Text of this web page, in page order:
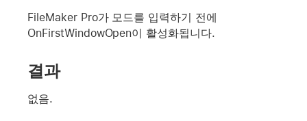
FileMaker Pro가 모드를 입력하기 전에
OnFirstWindowOpen이 활성화됩니다.
결과
없음.